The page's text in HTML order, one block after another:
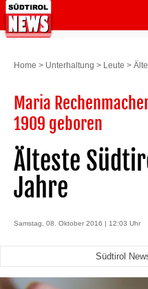
Home > Unterhaltung > Leute >
Maria
1909 geboren
Älteste
Jahre
Samstag, 08. Oktober 2016 | 12:03 Uhr
Südtirol